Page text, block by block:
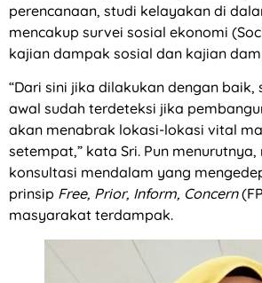
perencanaan, studi kelayakan di
mencakup survei sosial ekonomi
kajian dampak sosial dan kajian
“Dari sini jika dilakukan dengan baik,
awal sudah terdeteksi jika
akan menabrak lokasi-lokasi vital
setempat,” kata Sri. Pun
konsultasi mendalam yang
prinsip Free, Prior, Inform, Concern
masyarakat terdampak.